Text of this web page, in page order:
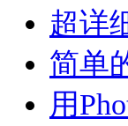
超详
简单
用